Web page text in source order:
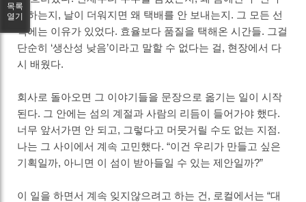
확하는지, 날이 더워지면 왜 택배를 안 보내는지. 그 모든 선
택에는 이유가 있었다. 효율보다 품질을 택해온 시간들. 그걸
단순히 ‘생산성 낮음’이라고 말할 수 없다는 걸, 현장에서 다
시 배웠다.
회사로 돌아오면 그 이야기들을 문장으로 옮기는 일이 시작
된다. 그 안에는 섬의 계절과 사람의 리듬이 들어가야 했다.
너무 앞서가면 안 되고, 그렇다고 머뭇거릴 수도 없는 지점.
나는 그 사이에서 계속 고민했다. “이건 우리가 만들고 싶은
기획일까, 아니면 이 섬이 받아들일 수 있는 제안일까?”
이 일을 하면서 계속 잊지않으려고 하는 건, 로컬에서는 “대
목록
열기